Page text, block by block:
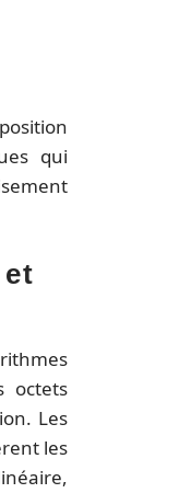
qui
octets
Les
les